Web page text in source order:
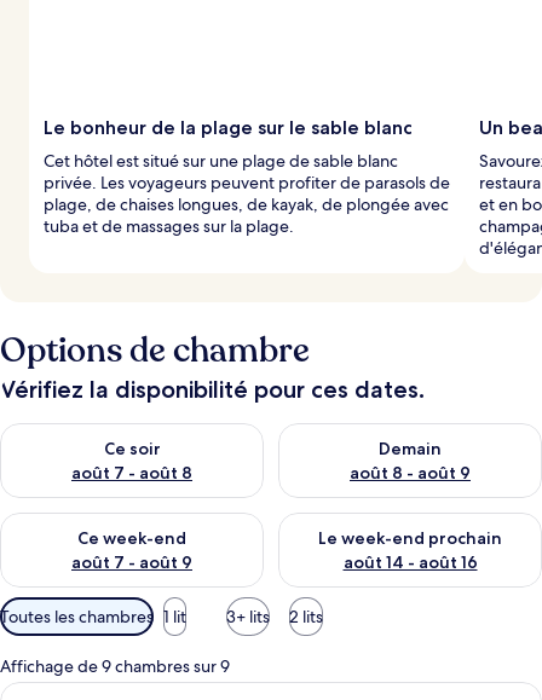
Le bonheur de la plage sur le sable blanc
Cet hôtel est situé sur une plage de sable blanc
privée. Les voyageurs peuvent profiter de parasols de
plage, de chaises longues, de kayak, de plongée avec
tuba et de massages sur la plage.
Un
et en
Options de chambre
Vérifiez la disponibilité pour ces dates.
Ce soir
août 7 - août 8
Vérifier la disponibilité pour ce soir août 7 - août 8
Demain
août 8 - août 9
Vérifier la disponibilité pour
Ce week-end
août 7 - août 9
Vérifier la disponibilité pour ce week-end août 7 - août 9
Le week-end prochain
août 14 - août 16
Vérifier la disponibilité pour
Filtres
disponibles
pour
les
Toutes les chambres 1 lit 3+ lits 2 lits
Affichage de 9 chambres sur 9
Afficher
Un bungalow sur pilotis doté d’un